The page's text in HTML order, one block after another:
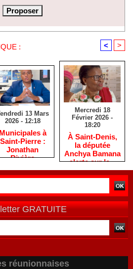
: < >
13 Mars
2026 - 12:18
​Municipales à
Saint-Pierre :
Jonathan
Rivière
après
de terrain
Mercredi 18
Février 2026 -
18:20
​À Saint-Denis,
la députée
Anchya Bamana
alerte sur la «
double peine »
vécue par
GRATUITE
réunionnaises